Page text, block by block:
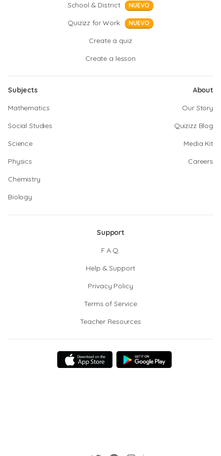
School & District
NUEVO
Quizizz for Work NUEVO
Create a quiz
Create a lesson
Subjects
Mathematics
Social Studies
Science
Physics
Chemistry
Biology
About
Our Story
Quizizz Blog
Media Kit
Careers
Support
F.A.Q.
Help & Support
Privacy Policy
Terms of Service
Teacher Resources